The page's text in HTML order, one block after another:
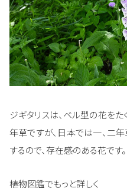
ジギタリスは、ベル型の花を
年草ですが、日本では一、二
するので、存在感のある花です。
植物図鑑でもっと詳しく